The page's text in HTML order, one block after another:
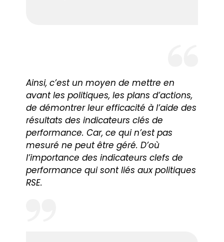
Ainsi, c’est un moyen de mettre en
avant les politiques, les plans d’actions,
de démontrer leur efficacité à l’aide des
résultats des indicateurs clés de
performance. Car, ce qui n’est pas
mesuré ne peut être géré. D’où
l’importance des indicateurs clefs de
performance qui sont liés aux politiques
RSE.